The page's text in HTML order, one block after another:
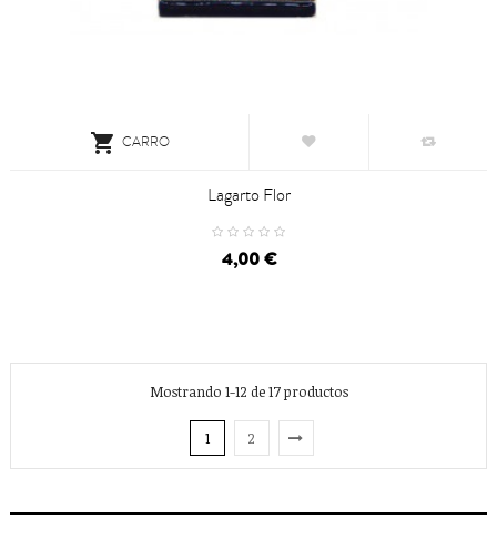
 CARRO
Lagarto Flor
4,00 €
Mostrando 1-12 de 17 productos
1 2